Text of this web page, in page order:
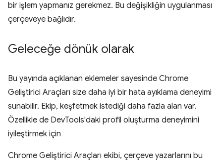
bir işlem yapmanız gerekmez. Bu değişikliğin uygulanması
çerçeveye bağlıdır.
Geleceğe dönük olarak
Bu yayında açıklanan eklemeler sayesinde Chrome
Geliştirici Araçları size daha iyi bir hata ayıklama deneyimi
sunabilir. Ekip, keşfetmek istediği daha fazla alan var.
Özellikle de DevTools'daki profil oluşturma deneyimini
iyileştirmek için
Chrome Geliştirici Araçları ekibi, çerçeve yazarlarını bu